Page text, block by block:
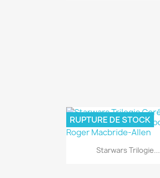
Aperçu rapide
Starwars Trilogie...
RUPTURE DE STOCK